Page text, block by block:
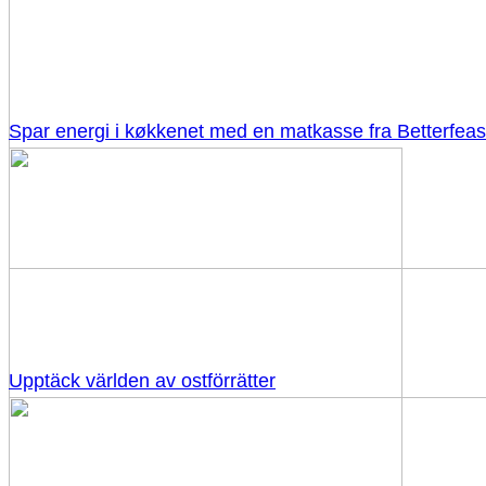
Spar energi i køkkenet med en matkasse fra
Upptäck världen av ostförrätter